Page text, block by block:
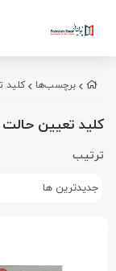
برچسب‌ها کلید
کلید تعیین
ترتیب